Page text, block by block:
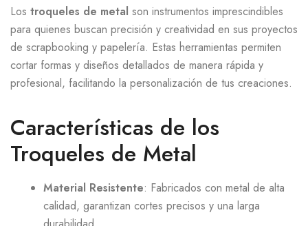
Los troqueles de metal son instrumentos imprescindibles
para quienes buscan precisión y creatividad en sus proyectos
de scrapbooking y papelería. Estas herramientas permiten
cortar formas y diseños detallados de manera rápida y
profesional, facilitando la personalización de tus creaciones.
Características de los
Troqueles de Metal
Material Resistente: Fabricados con metal de alta
calidad, garantizan cortes precisos y una larga